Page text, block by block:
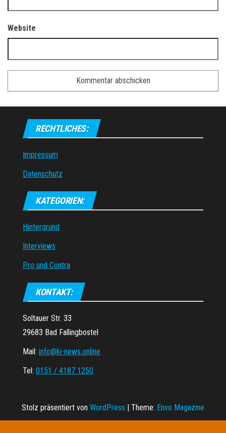
Website
RECHTLICHES:
Impressum
Datenschutz
KATEGORIEN:
Hintergrund
Interviews
Pro und Contra
KONTAKT:
Soltauer Str. 33
29683 Bad Fallingbostel
Mail: info@ki-news.online
Tel: 0151 / 4187 1250
Stolz präsentiert von WordPress Theme: Envo Magazine